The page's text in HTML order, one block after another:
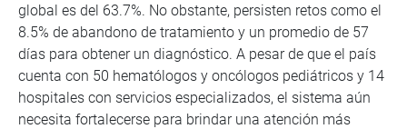
global es del 63.7%. No obstante, persisten retos como el
8.5% de abandono de tratamiento y un promedio de 57
días para obtener un diagnóstico. A pesar de que el país
cuenta con 50 hematólogos y oncólogos pediátricos y 14
hospitales con servicios especializados, el sistema aún
necesita fortalecerse para brindar una atención más